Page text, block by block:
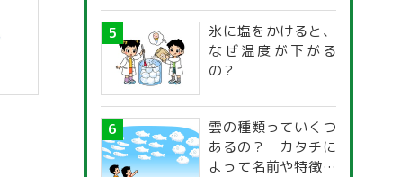
氷に塩をかけると、
なぜ温度が下がる
の？
雲の種類っていくつ
あるの？ カタチに
よって名前や特徴が